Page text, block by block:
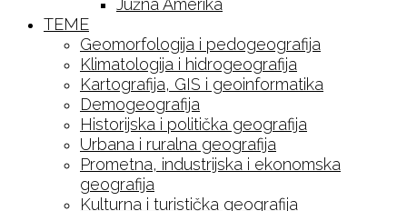
Južna Amerika
TEME
Geomorfologija i pedogeografija
Klimatologija i hidrogeografija
Kartografija, GIS i geoinformatika
Demogeografija
Historijska i politička geografija
Urbana i ruralna geografija
Prometna, industrijska i ekonomska
geografija
Kulturna i turistička geografija